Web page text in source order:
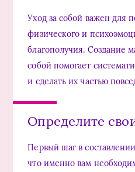
Уход за собой важен для
физического и
благополучия. Создание
собой помогает
и сделать их частью
Определите
Первый шаг в
что именно вам